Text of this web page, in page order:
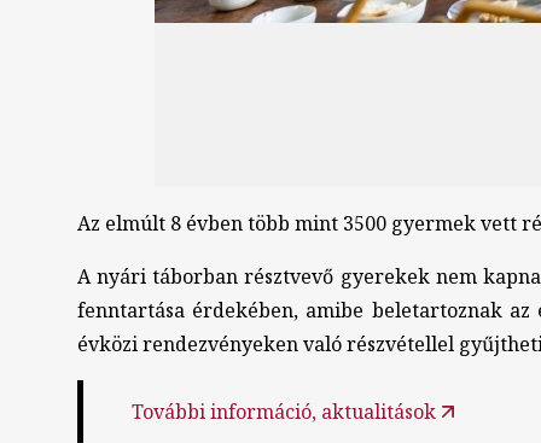
Az elmúlt 8 évben több mint 3500 gyermek vett
A nyári táborban résztvevő gyerekek nem
fenntartása érdekében, amibe beletartoznak
évközi rendezvényeken való részvétellel
További információ, aktualitások